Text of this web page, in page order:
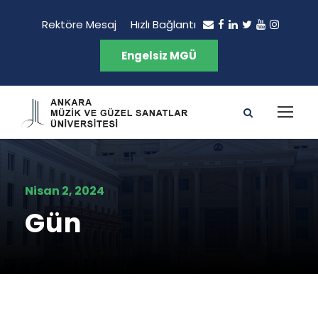
Rektöre Mesaj Hızlı Bağlantı
Engelsiz MGÜ
Nisan 2, 2024
Gün